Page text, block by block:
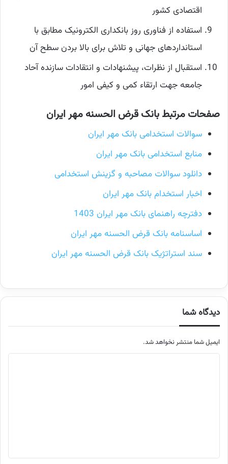
اقتصادی کشور
استفاده از فناوری روز بانکداری الکترونیک مطابق با
استانداردهای جهانی و تلاش برای بالا بردن سطح آن
استقبال از نظرات، پیشنهادات و انتقادات سازنده آحاد
جامعه جهت ارتقاء کمی و کیفی امور
صفحات مرتبط بانک قرض الحسنه مهر ایران
سوالات استخدامی بانک مهر ایران
منابع استخدامی بانک مهر ایران
دانلود سوالات مصاحبه و گزینش استخدامی
اخبار استخدام بانک مهر ایران
دفترچه راهنمای بانک مهر ایران 1403
اساسنامه بانک قرض الحسنه مهر ایران
سند استراتژیک بانک قرض الحسنه مهر ایران
دیدگاه شما
ایمیل شما منتشر نخواهد شد.